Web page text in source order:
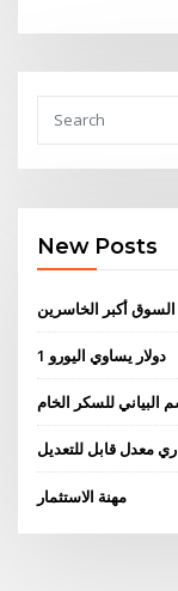
New Posts
أكبر الخاسرين
1 دولار يساوي اليورو
البياني للسكر الخام
معدل قابل للتعديل
مهنة الاستثمار